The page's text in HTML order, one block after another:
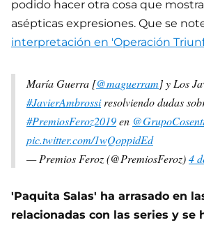
podido hacer otra cosa que
asépticas expresiones. Que se
interpretación en 'Operación
María Guerra [@maguerram] y Los
#JavierAmbrossiresolviendo dudas
#PremiosFeroz2019en
pic.twitter.com/1wQoppidEd
— Premios Feroz (@PremiosFeroz)4
'Paquita Salas' ha arrasado en
relacionadas con las series y se